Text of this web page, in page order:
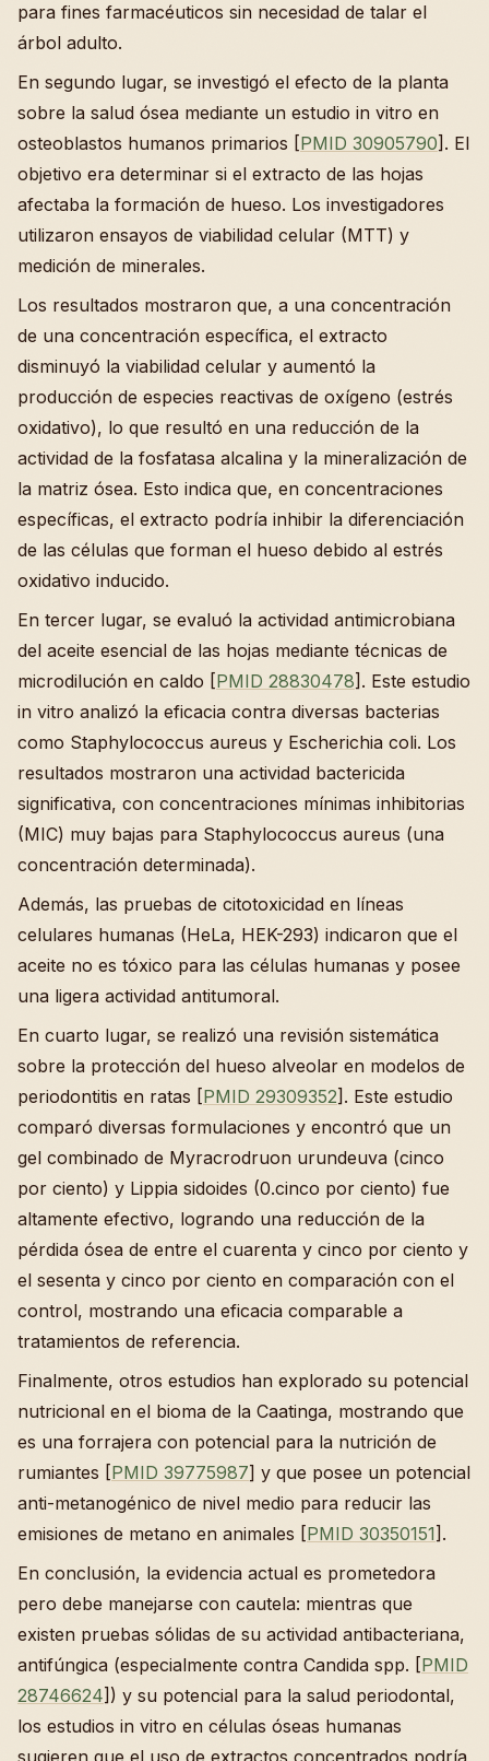
para fines farmacéuticos sin necesidad de talar el
árbol adulto.
En segundo lugar, se investigó el efecto de la planta
sobre la salud ósea mediante un estudio in vitro en
osteoblastos humanos primarios [PMID 30905790]. El
objetivo era determinar si el extracto de las hojas
afectaba la formación de hueso. Los investigadores
utilizaron ensayos de viabilidad celular (MTT) y
medición de minerales.
Los resultados mostraron que, a una concentración
de una concentración específica, el extracto
disminuyó la viabilidad celular y aumentó la
producción de especies reactivas de oxígeno (estrés
oxidativo), lo que resultó en una reducción de la
actividad de la fosfatasa alcalina y la mineralización de
la matriz ósea. Esto indica que, en concentraciones
específicas, el extracto podría inhibir la diferenciación
de las células que forman el hueso debido al estrés
oxidativo inducido.
En tercer lugar, se evaluó la actividad antimicrobiana
del aceite esencial de las hojas mediante técnicas de
microdilución en caldo [PMID 28830478]. Este estudio
in vitro analizó la eficacia contra diversas bacterias
como Staphylococcus aureus y Escherichia coli. Los
resultados mostraron una actividad bactericida
significativa, con concentraciones mínimas inhibitorias
(MIC) muy bajas para Staphylococcus aureus (una
concentración determinada).
Además, las pruebas de citotoxicidad en líneas
celulares humanas (HeLa, HEK-293) indicaron que el
aceite no es tóxico para las células humanas y posee
una ligera actividad antitumoral.
En cuarto lugar, se realizó una revisión sistemática
sobre la protección del hueso alveolar en modelos de
periodontitis en ratas [PMID 29309352]. Este estudio
comparó diversas formulaciones y encontró que un
gel combinado de Myracrodruon urundeuva (cinco
por ciento) y Lippia sidoides (0.cinco por ciento) fue
altamente efectivo, logrando una reducción de la
pérdida ósea de entre el cuarenta y cinco por ciento y
el sesenta y cinco por ciento en comparación con el
control, mostrando una eficacia comparable a
tratamientos de referencia.
Finalmente, otros estudios han explorado su potencial
nutricional en el bioma de la Caatinga, mostrando que
es una forrajera con potencial para la nutrición de
rumiantes [PMID 39775987] y que posee un potencial
anti-metanogénico de nivel medio para reducir las
emisiones de metano en animales [PMID 30350151].
En conclusión, la evidencia actual es prometedora
pero debe manejarse con cautela: mientras que
existen pruebas sólidas de su actividad antibacteriana,
antifúngica (especialmente contra Candida spp. [PMID
28746624]) y su potencial para la salud periodontal,
los estudios in vitro en células óseas humanas